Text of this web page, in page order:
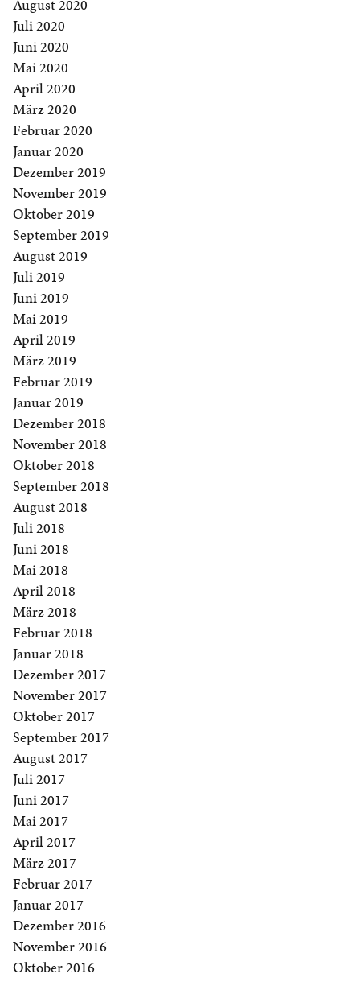
August 2020
Juli 2020
Juni 2020
Mai 2020
April 2020
März 2020
Februar 2020
Januar 2020
Dezember 2019
November 2019
Oktober 2019
September 2019
August 2019
Juli 2019
Juni 2019
Mai 2019
April 2019
März 2019
Februar 2019
Januar 2019
Dezember 2018
November 2018
Oktober 2018
September 2018
August 2018
Juli 2018
Juni 2018
Mai 2018
April 2018
März 2018
Februar 2018
Januar 2018
Dezember 2017
November 2017
Oktober 2017
September 2017
August 2017
Juli 2017
Juni 2017
Mai 2017
April 2017
März 2017
Februar 2017
Januar 2017
Dezember 2016
November 2016
Oktober 2016